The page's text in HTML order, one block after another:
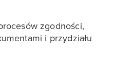
zgodności,
i przydziału